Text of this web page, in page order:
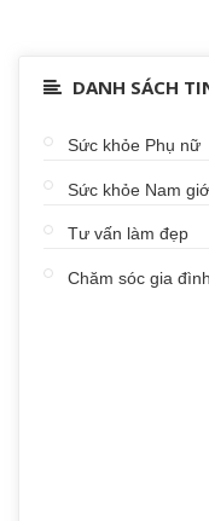
DANH SÁCH
Sức khỏe Phụ nữ
Sức khỏe Nam
Tư vấn làm đẹp
Chăm sóc gia đình